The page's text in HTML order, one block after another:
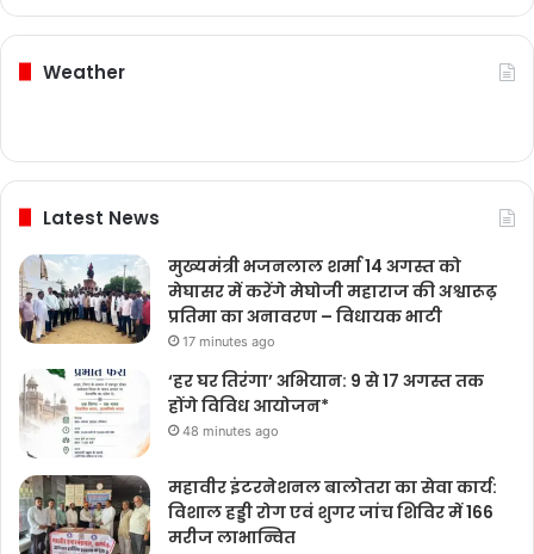
Weather
Latest News
मुख्यमंत्री भजनलाल शर्मा 14 अगस्त को
मेघासर में करेंगे मेघोजी महाराज की अश्वारूढ़
प्रतिमा का अनावरण – विधायक भाटी
17 minutes ago
‘हर घर तिरंगा’ अभियान: 9 से 17 अगस्त तक
होंगे विविध आयोजन*
48 minutes ago
महावीर इंटरनेशनल बालोतरा का सेवा कार्य:
विशाल हड्डी रोग एवं शुगर जांच शिविर में 166
मरीज लाभान्वित